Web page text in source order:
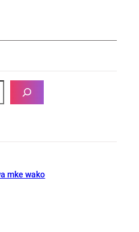
mke wako